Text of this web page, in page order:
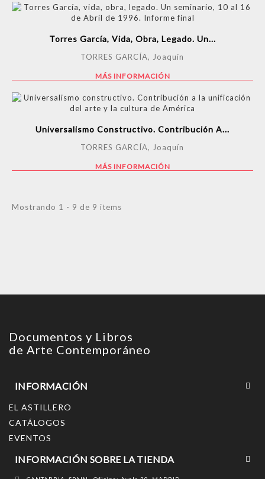
Torres García, Vida, Obra, Legado. Un...
TORRES GARCÍA, Joaquín
MÁS INFORMACIÓN
Universalismo Constructivo. Contribución A...
TORRES GARCÍA, Joaquín
MÁS INFORMACIÓN
Mostrando 1 - 9 de 9 items
Documentos y Libros
de Arte Contemporáneo
INFORMACIÓN
EL ASTILLERO
CATÁLOGOS
EVENTOS
INFORMACIÓN SOBRE LA TIENDA